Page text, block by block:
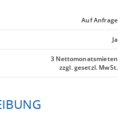
Auf Anfrage
Ja
3 Nettomonatsmieten
zzgl. gesetzl. MwSt.